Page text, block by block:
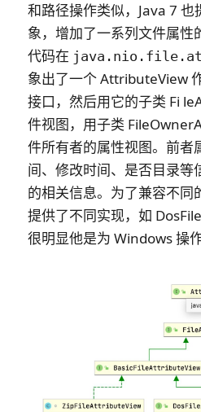
和路径操作类似，Java 7 也
象，增加了一系列文件属性
代码在
象出了一个 AttributeView
接口，然后用它的子类 Fi
件视图，用子类
件所有者的属性视图。前者
间、修改时间、是否目录等
的相关信息。为了兼容不同
提供了不同实现，如
很明显他是为 Windows 操